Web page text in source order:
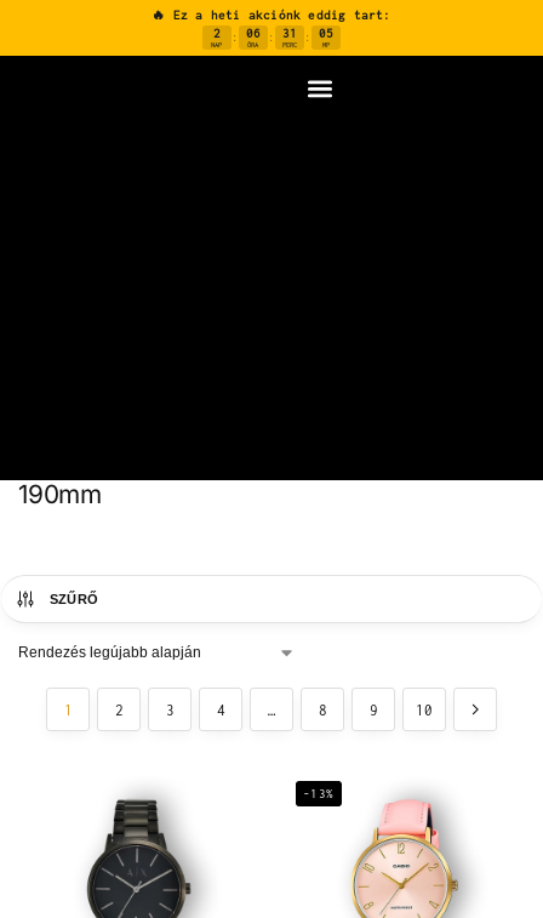
🔥 Ez a heti akciónk eddig tart:
2
NAP
: 06
ÓRA
: 31
PERC
: 04
MP
190mm
SZŰRŐ
1 2 3 4 … 8 9 10
-13%